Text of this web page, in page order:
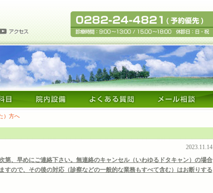
）方へ
2023.11.14
第、早めにご連絡下さい。無連絡のキャンセル（いわゆるドタキャン）の場合
すので、その後の対応（診察などの一般的な業務もすべて含む）はお断りする